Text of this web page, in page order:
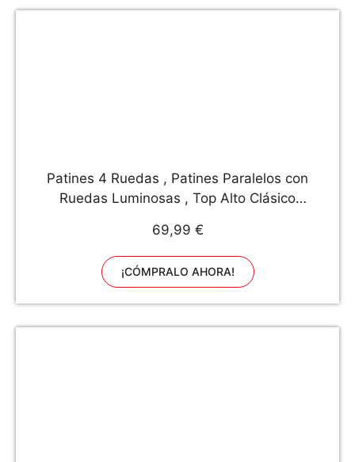
Patines 4 Ruedas , Patines Paralelos con
Ruedas Luminosas , Top Alto Clásico
y Principiante（Tamaño 37-43） (38, Negro)
69,99 €
¡CÓMPRALO AHORA!